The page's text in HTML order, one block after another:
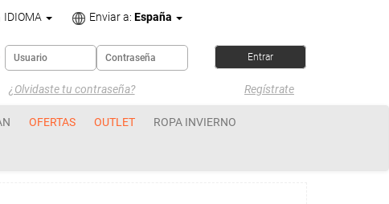
IDIOMA Enviar a: España
¿Olvidaste tu contraseña? Regístrate
OFERTAS OUTLET ROPA INVIERNO